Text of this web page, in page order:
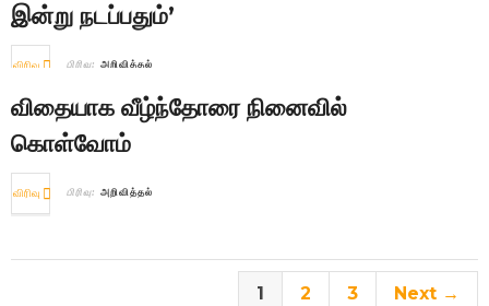
இன்று நடப்பதும்’
விரிவு பிரிவு: அறிவித்தல்
விதையாக வீழ்ந்தோரை நினைவில்
கொள்வோம்
விரிவு பிரிவு: அறிவித்தல்
1 2 3 Next →